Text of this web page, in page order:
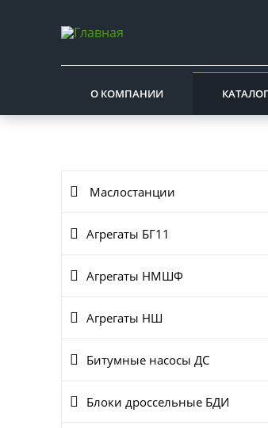
О КОМПАНИИ
Маслостанции
Агрегаты БГ11
Агрегаты НМШФ
Агрегаты НШ
Битумные насосы ДС
Блоки дроссельные БДИ